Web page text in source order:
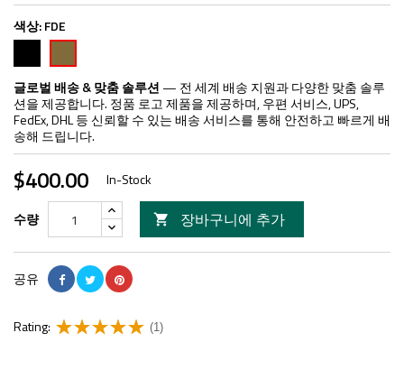
색상:FDE
은
색
글로벌 배송 & 맞춤 솔루션 — 전 세계 배송 지원과 다양한 맞춤 솔루
션을 제공합니다. 정품 로고 제품을 제공하며, 우편 서비스, UPS,
FedEx, DHL 등 신뢰할 수 있는 배송 서비스를 통해 안전하고 빠르게 배
송해 드립니다.
$400.00 In-Stock
수량  장바구니에 추가
공유
Rating: (1)